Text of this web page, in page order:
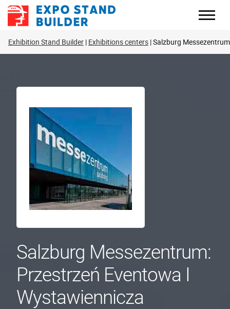
Skip
Exhibition Stand Builder Exhibitions centers Salzburg Messezentrum
Salzburg Messezentrum:
Przestrzeń Eventowa I
Wystawiennicza